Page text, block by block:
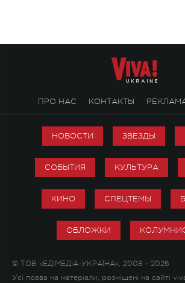
ПРО НАС КОНТАКТЫ
НОВОСТИ ЗВЕЗДЫ
СОБЫТИЯ КУЛЬТУРА
КИНО СПЕЦТЕМЫ
ОБЛОЖКИ
© ТОВ «ЕДІМЕДІА-УКРАЇНА», 2008 - 2026
Усі права на матеріали, розміщені на сайті